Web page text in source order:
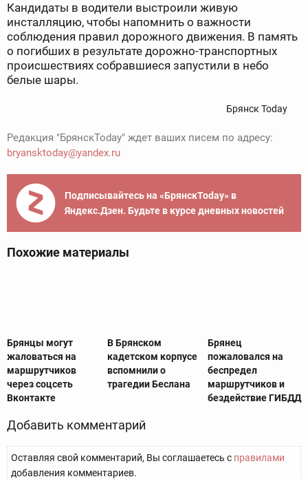
Кандидаты в водители выстроили живую
инсталляцию, чтобы напомнить о важности
соблюдения правил дорожного движения. В память
о погибших в результате дорожно-транспортных
происшествиях собравшиеся запустили в небо
белые шары.
Брянск Today
Редакция "БрянскToday" ждет ваших писем по адресу:
bryansktoday@yandex.ru
Подписывайтесь на «БрянскToday» в
Яндекс.Дзен. Будьте в курсе дневных новостей
Похожие материалы
Брянцы могут
жаловаться на
маршрутчиков
через соцсеть
Вконтакте
В Брянском
кадетском корпусе
вспомнили о
трагедии Беслана
Брянец
пожаловался на
беспредел
маршрутчиков и
бездействие ГИБДД
Добавить комментарий
Оставляя свой комментарий, Вы соглашаетесь с правилами
добавления комментариев.